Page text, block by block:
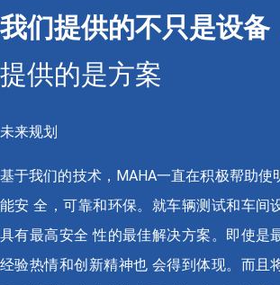
我们提供的不只是设备
提供的是方案
未来规划
基于我们的技术，MAHA一直在积极帮助使
能安 全，可靠和环保。就车辆测试和车间
具有最高安全 性的最佳解决方案。即使是
经验热情和创新精神也 会得到体现。而且